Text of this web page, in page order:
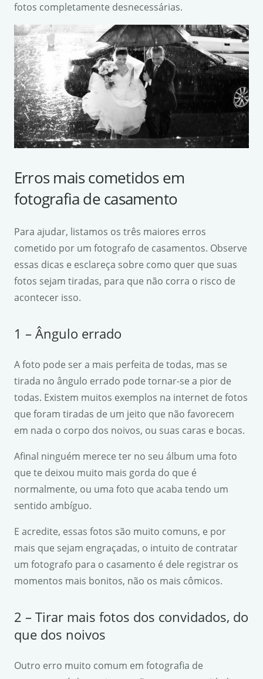
fotos completamente desnecessárias.
Erros mais cometidos em
fotografia de casamento
Para ajudar, listamos os três maiores erros
cometido por um fotografo de casamentos. Observe
essas dicas e esclareça sobre como quer que suas
fotos sejam tiradas, para que não corra o risco de
acontecer isso.
1 – Ângulo errado
A foto pode ser a mais perfeita de todas, mas se
tirada no ângulo errado pode tornar-se a pior de
todas. Existem muitos exemplos na internet de fotos
que foram tiradas de um jeito que não favorecem
em nada o corpo dos noivos, ou suas caras e bocas.
Afinal ninguém merece ter no seu álbum uma foto
que te deixou muito mais gorda do que é
normalmente, ou uma foto que acaba tendo um
sentido ambíguo.
E acredite, essas fotos são muito comuns, e por
mais que sejam engraçadas, o intuito de contratar
um fotografo para o casamento é dele registrar os
momentos mais bonitos, não os mais cômicos.
2 – Tirar mais fotos dos convidados, do
que dos noivos
Outro erro muito comum em fotografia de